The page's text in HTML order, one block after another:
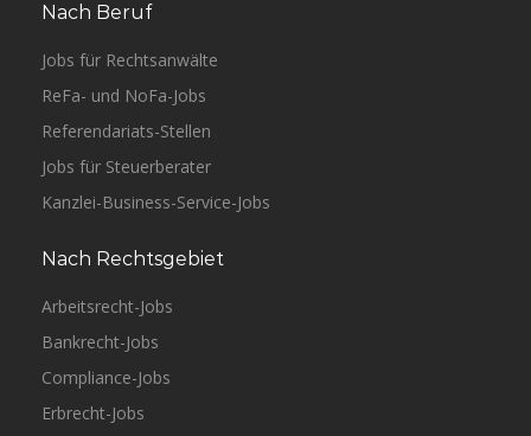
Nach Beruf
Jobs für Rechtsanwälte
ReFa- und NoFa-Jobs
Referendariats-Stellen
Jobs für Steuerberater
Kanzlei-Business-Service-Jobs
Nach Rechtsgebiet
Arbeitsrecht-Jobs
Bankrecht-Jobs
Compliance-Jobs
Erbrecht-Jobs